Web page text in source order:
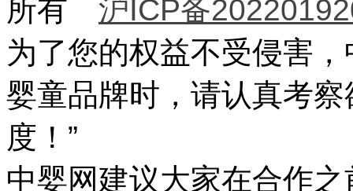
所有 沪ICP备
为了您的权益不受侵害
婴童品牌时，请认真考
度！”
中婴网建议大家在合作